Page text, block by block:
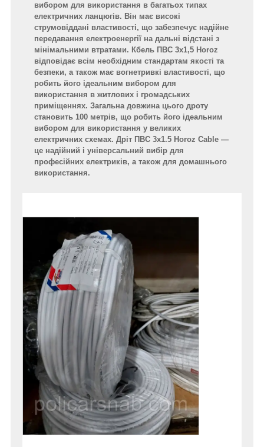
вибором для використання в багатьох типах
електричних ланцюгів. Він має високі
струмовіддані властивості, що забезпечує надійне
передавання електроенергії на дальні відстані з
мінімальними втратами. Кбель ПВС 3x1,5 Horoz
відповідає всім необхідним стандартам якості та
безпеки, а також має вогнетривкі властивості, що
робить його ідеальним вибором для
використання в житлових і громадських
приміщеннях. Загальна довжина цього дроту
становить 100 метрів, що робить його ідеальним
вибором для використання у великих
електричних схемах. Дріт ПВС 3x1.5 Horoz Cable —
це надійний і універсальний вибір для
професійних електриків, а також для домашнього
використання.